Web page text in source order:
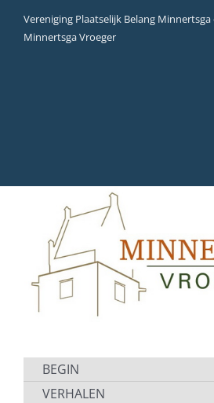
naar
Vereniging Plaatselijk Belang
Minnertsga Vroeger
BEGIN
VERHALEN